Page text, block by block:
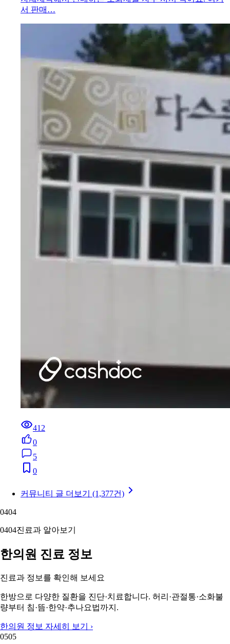
서 판매…
412
0
5
0
커뮤니티 글 더보기 (1,377건)
0404
0404진료과 알아보기
한의원 진료 정보
진료과 정보를 확인해 보세요
한방으로 다양한 질환을 진단·치료합니다. 허리·관절통·소화불
량부터 침·뜸·한약·추나요법까지.
한의원 정보 자세히 보기 ›
0505